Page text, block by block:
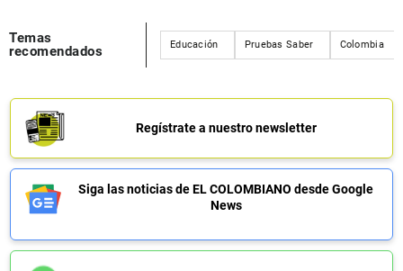
Temas
recomendados
Educación Pruebas Saber Colombia
Regístrate a nuestro newsletter
Siga las noticias de EL COLOMBIANO desde Google
News